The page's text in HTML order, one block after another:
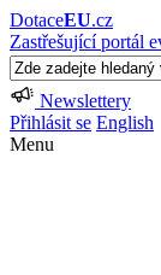
DotaceEU.cz
Zastřešující portál
Newslettery
Přihlásit se English
Menu